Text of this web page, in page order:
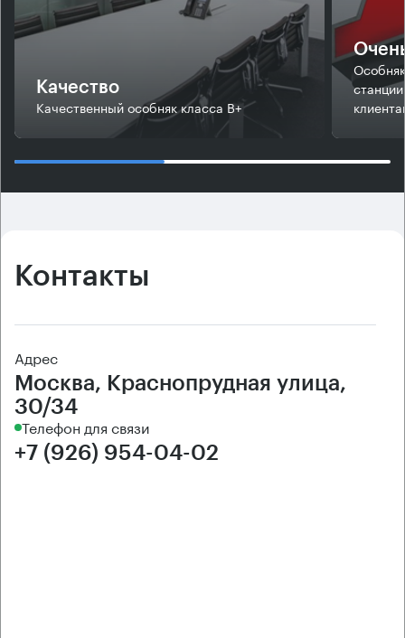
Качество
Качественный особняк класса В+
Контакты
Адрес
Москва, Краснопрудная улица,
30/34
Телефон для связи
+7 (926) 954-04-02